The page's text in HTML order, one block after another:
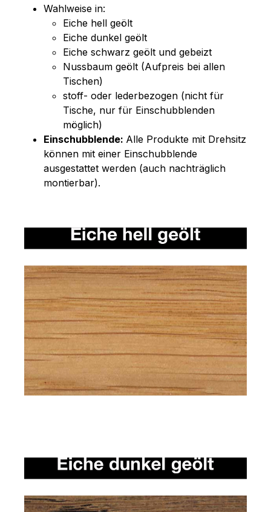
Wahlweise in:
Eiche hell geölt
Eiche dunkel geölt
Eiche schwarz geölt und gebeizt
Nussbaum geölt (Aufpreis bei allen
Tischen)
stoff- oder lederbezogen (nicht für
Tische, nur für Einschubblenden
möglich)
Einschubblende: Alle Produkte mit Drehsitz
können mit einer Einschubblende
ausgestattet werden (auch nachträglich
montierbar).